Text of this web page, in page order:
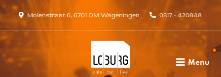
Molenstraat 6, 6701 DM Wageningen 0317 - 420848
Menu